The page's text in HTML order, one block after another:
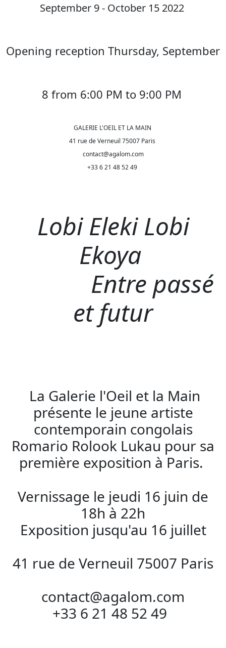
September 9 - October 15 2022
Opening reception Thursday, September
8 from 6:00 PM to 9:00 PM
GALERIE L'OEIL ET LA MAIN
41 rue de Verneuil 75007 Paris
contact@agalom.com
+33 6 21 48 52 49
Lobi Eleki Lobi
Ekoya
Entre passé
et futur
La Galerie l'Oeil et la Main
présente le jeune artiste
contemporain congolais
Romario Rolook Lukau pour sa
première exposition à Paris.
Vernissage le jeudi 16 juin de
18h à 22h
Exposition jusqu'au 16 juillet
41 rue de Verneuil 75007 Paris
contact@agalom.com
+33 6 21 48 52 49